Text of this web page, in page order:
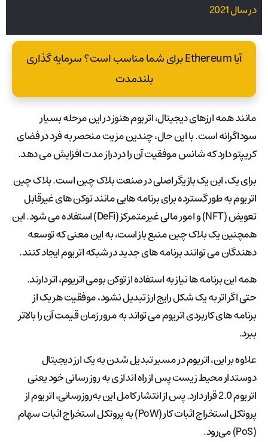
در سال 2021
آیا Ethereum برای شما مناسب است؟ سرمایه گذاری
بلندمدت
مانند همه ارزهای دیجیتال، اتریوم هنوز در این مرحله بسیار
سوداگرانه است. با این حال، چندین مزیت منحصر به فرد در فضای
کریپتو دارد که شانس موفقیت آن را در دراز مدت افزایش می دهد.
برای یک، این یک بازیگر اصلی در صنعت بلاک چین است. بلاک چین
اتریوم به طور گسترده برای برنامه هایی مانند توکن های غیرقابل
تعویض (NFT) و امور مالی غیرمتمرکز (DeFi) استفاده می شود. این
همچنین یک بلاک چین منبع باز است، به این معنی که توسعه
دهندگان می توانند برنامه های جدید در شبکه اتریوم ایجاد کنند.
همه این برنامه ها نیاز به استفاده از توکن بومی اتریوم، اتر دارند.
حتی اگر اتر به یک شکل رایج ارز تبدیل نشود، موفقیت هر یک از
برنامه های کاربردی اتریوم می تواند به مرور زمان قیمت آن را بالاتر
ببرد.
علاوه بر این، اتریوم در مسیر تبدیل شدن به یک ارز دیجیتال
دوستدار محیط زیست پس از راه اندازی به روز رسانی خود یعنی
اتریوم 2.0 قرار دارد. پس از انتشار کامل این به‌روزرسانی، اتریوم از
پروتکل استخراج اثبات کار (PoW) به پروتکل استخراج اثبات سهام
(PoS) می‌رود.